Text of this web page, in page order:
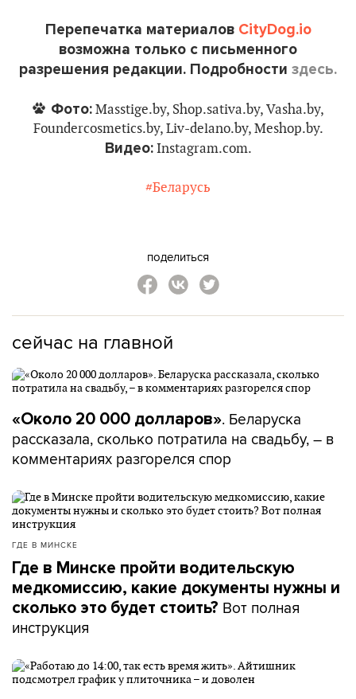
Перепечатка материалов CityDog.io
возможна только с письменного
разрешения редакции. Подробности здесь.
Фото:Masstige.by, Shop.sativa.by, Vasha.by,
Foundercosmetics.by, Liv-delano.by, Meshop.by.
Видео:Instagram.com.
#Беларусь
поделиться
сейчас на главной
«Около 20 000 долларов». Беларуска
рассказала, сколько потратила на свадьбу, – в
комментариях разгорелся спор
ГДЕ В МИНСКЕ
Где в Минске пройти водительскую
медкомиссию, какие документы нужны и
сколько это будет стоить? Вот полная
инструкция